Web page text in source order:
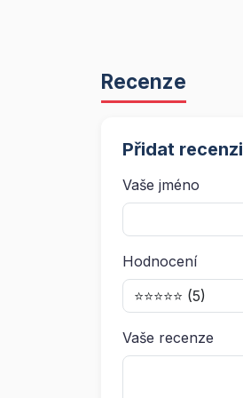
Recenze
Přidat recenzi
Vaše jméno
Hodnocení
Vaše recenze